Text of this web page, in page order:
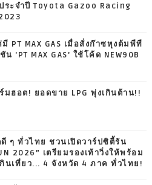
ะจำปี Toyota Gazoo Racing
PT MAX GAS เมื่อสั่งก๊าซหุงต้มพีที
'PT MAX GAS' ใช้โค้ด NEW90B
ร์มฮอต! ยอดขาย LPG พุ่งเกินต้าน!!
ๆ ทั่วไทย ชวนเปิดวาร์ปซิตี้รัน
2026” เตรียมรองเท้าวิ่งให้พร้อม
นเที่ยว... 4 จังหวัด 4 ภาค ทั่วไทย!